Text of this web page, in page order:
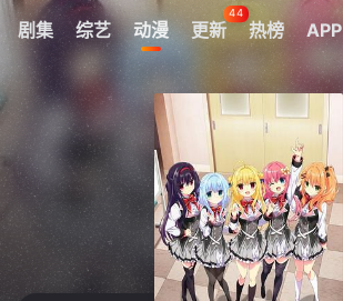
剧集 综艺 动漫 更新
44
热榜 APP
我的观影记录
暂无观看影片的记录